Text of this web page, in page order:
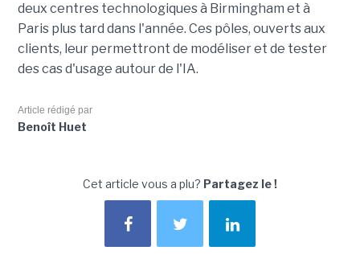
deux centres technologiques à Birmingham et à
Paris plus tard dans l'année. Ces pôles, ouverts aux
clients, leur permettront de modéliser et de tester
des cas d'usage autour de l'IA.
Article rédigé par
Benoît Huet
Cet article vous a plu? Partagez le !